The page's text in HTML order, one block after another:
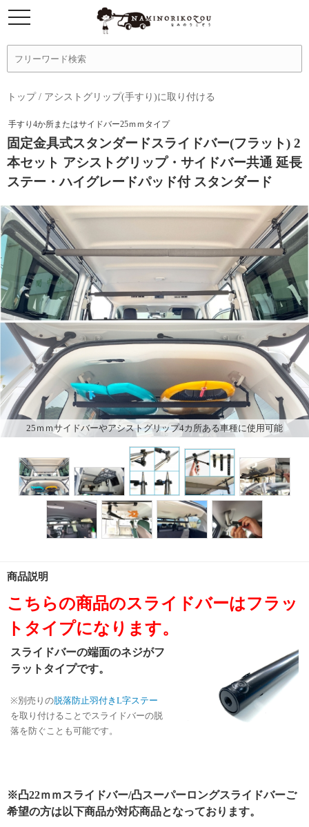
トップ/ アシストグリップ(手すり)に取り付ける
手すり4か所またはサイドバー25ｍｍタイプ
固定金具式スタンダードスライドバー(フラット) 2
本セット アシストグリップ・サイドバー共通 延長
ステー・ハイグレードパッド付 スタンダード
25ｍｍサイドバーやアシストグリップ4カ所ある車種に使用可能
商品説明
こちらの商品のスライドバーはフラッ
トタイプになります。
スライドバーの端面のネジがフ
ラットタイプです。
※別売りの脱落防止羽付きL字ステー
を取り付けることでスライドバーの脱
落を防ぐことも可能です。
※凸22ｍｍスライドバー/凸スーパーロングスライドバーご
希望の方は以下商品が対応商品となっております。